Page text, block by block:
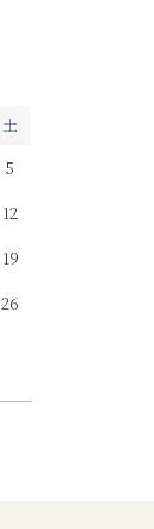
土
5
12
19
26